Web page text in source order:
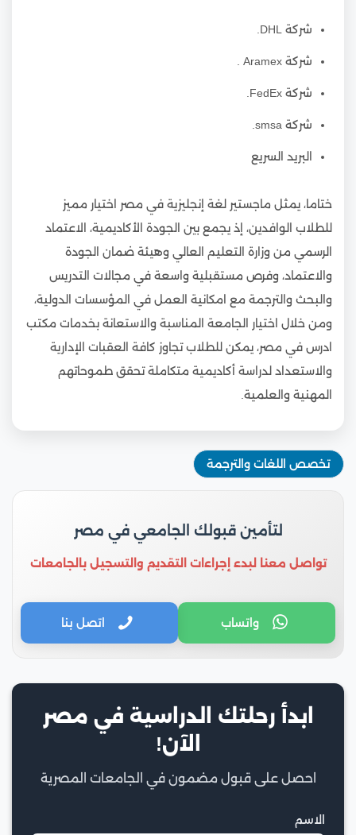
شركة DHL.
شركة Aramex .
شركة FedEx.
شركة smsa.
البريد السريع
ختاما، يمثل ماجستير لغة إنجليزية في مصر اختيار مميز
للطلاب الوافدين، إذ يجمع بين الجودة الأكاديمية، الاعتماد
الرسمي من وزارة التعليم العالي وهيئة ضمان الجودة
والاعتماد، وفرص مستقبلية واسعة في مجالات التدريس
والبحث والترجمة مع امكانية العمل في المؤسسات الدولية،
ومن خلال اختيار الجامعة المناسبة والاستعانة بخدمات مكتب
ادرس في مصر، يمكن للطلاب تجاوز كافة العقبات الإدارية
والاستعداد لدراسة أكاديمية متكاملة تحقق طموحاتهم
المهنية والعلمية.
تخصص اللغات والترجمة
لتأمين قبولك الجامعي في مصر
تواصل معنا لبدء إجراءات التقديم والتسجيل بالجامعات
واتساب اتصل بنا
ابدأ رحلتك الدراسية في مصر
الآن!
احصل على قبول مضمون في الجامعات المصرية
الاسم